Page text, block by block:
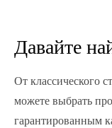
Давайте
От классического
можете выбрать
гарантированным